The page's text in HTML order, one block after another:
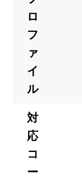
ロ
フ
ァ
イ
ル
対
応
コ
ー